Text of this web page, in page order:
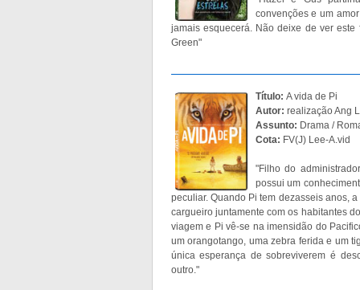
convenções e um
jamais esquecerá. Não deixe de ver
Green"
Título: A vida de Pi
Autor: realização Ang
Assunto: Drama /
Cota: FV(J) Lee-A.vid
"Filho do
possui um
peculiar. Quando Pi tem dezasseis anos,
cargueiro juntamente com os habitantes
viagem e Pi vê-se na imensidão do
um orangotango, uma zebra ferida e um
única esperança de sobreviverem é
outro."